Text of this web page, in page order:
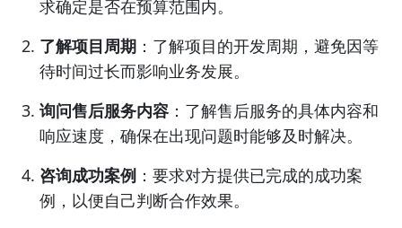
求确定是否在预算范围内。
了解项目周期 ：了解项目的开发周期，避免因等
待时间过长而影响业务发展。
询问售后服务内容 ：了解售后服务的具体内容和
响应速度，确保在出现问题时能够及时解决。
咨询成功案例 ：要求对方提供已完成的成功案
例，以便自己判断合作效果。